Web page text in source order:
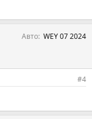
Авто WEY 07 2024
#4